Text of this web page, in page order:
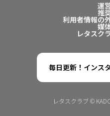
運
推
利用者情報の
媒
レタスク
毎日更新！インス
レタスクラブ ©